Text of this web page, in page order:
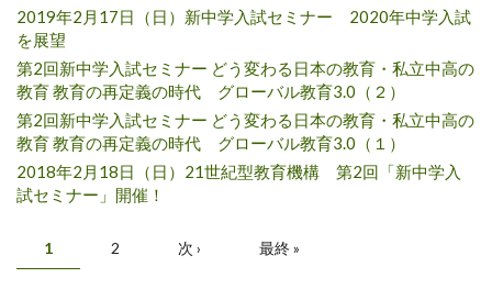
2019年2月17日（日）新中学入試セミナー 2020年中学入試
を展望
第2回新中学入試セミナー どう変わる日本の教育・私立中高の
教育 教育の再定義の時代 グローバル教育3.0（２）
第2回新中学入試セミナー どう変わる日本の教育・私立中高の
教育 教育の再定義の時代 グローバル教育3.0（１）
2018年2月18日（日）21世紀型教育機構 第2回「新中学入
試セミナー」開催！
ページ
1 2 次 › 最終 »